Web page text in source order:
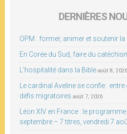
DERNIÈRES
OPM : former, animer et soutenir
En Corée du Sud, faire du
L’hospitalité dans la Bible août 8, 2026
Le cardinal Aveline se confie :
défis migratoires août 7, 2026
Léon XIV en France : le
septembre – 7 titres, vendredi 7